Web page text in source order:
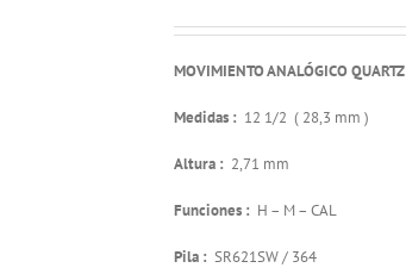
MOVIMIENTO ANALÓGICO QUARTZ
Medidas : 12 1/2 ( 28,3 mm )
Altura : 2,71 mm
Funciones : H – M – CAL
Pila : SR621SW / 364